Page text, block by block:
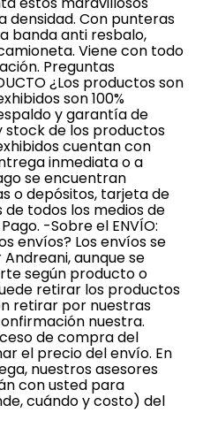
densidad. Con punteras
banda anti resbalo,
Viene con todo
Preguntas
¿Los productos son
son 100%
y garantía de
stock de los productos
cuentan con
inmediata o a
se encuentran
o depósitos, tarjeta de
todos los medios de
-Sobre el ENVÍO:
envíos? Los envíos se
aunque se
según producto o
retirar los productos
retirar por nuestras
nuestra.
de compra del
el precio del envío. En
nuestros asesores
con usted para
cuándo y costo) del